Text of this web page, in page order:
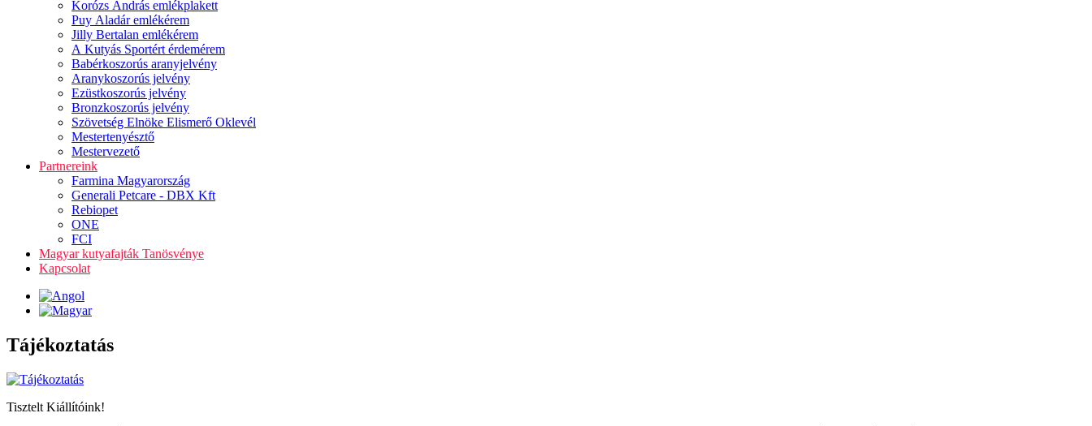
Korózs András emlékplakett
Puy Aladár emlékérem
Jilly Bertalan emlékérem
A Kutyás Sportért érdemérem
Babérkoszorús aranyjelvény
Aranykoszorús jelvény
Ezüstkoszorús jelvény
Bronzkoszorús jelvény
Szövetség Elnöke Elismerő Oklevél
Mestertenyésztő
Mestervezető
Partnereink
Farmina Magyarország
Generali Petcare - DBX Kft
Rebiopet
ONE
FCI
Magyar kutyafajták Tanösvénye
Kapcsolat
Tájékoztatás
Tisztelt Kiállítóink!